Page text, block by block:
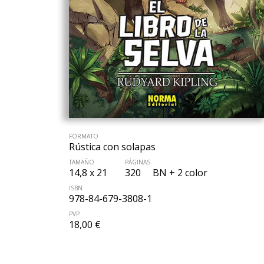
FORMATO
Rústica con solapas
TAMAÑO
14,8 x 21
PÁGINAS
320 BN + 2 color
ISBN
978-84-679-3808-1
PVP
18,00 €